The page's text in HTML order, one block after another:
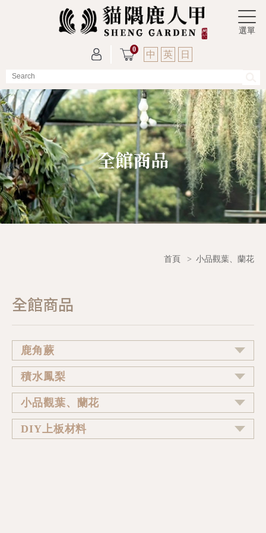
0 中 英 日
全館商品
首頁 > 小品觀葉、蘭花
全館商品
鹿角蕨
積水鳳梨
小品觀葉、蘭花
DIY上板材料